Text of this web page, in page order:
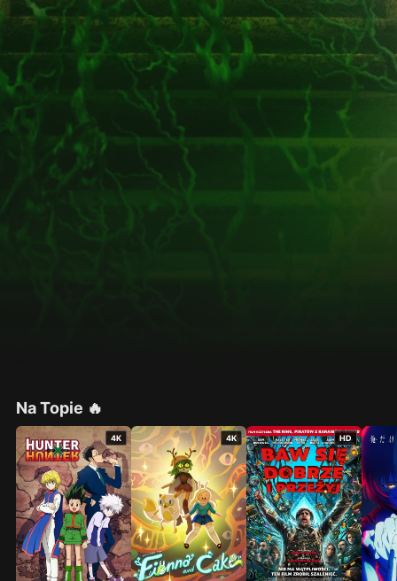
podjąć próbę zapanowania nad
mikroorganizmem, który uwalnia się ze swojego
więzienia i zaczyna się rozmnażać w
niekontrolowany sposób.
Na Topie 🔥
4K 4K HD